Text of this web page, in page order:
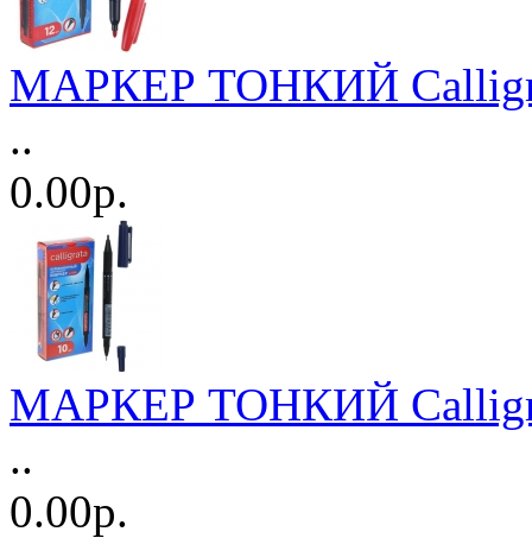
МАРКЕР ТОНКИЙ
..
0.00р.
МАРКЕР ТОНКИЙ
..
0.00р.